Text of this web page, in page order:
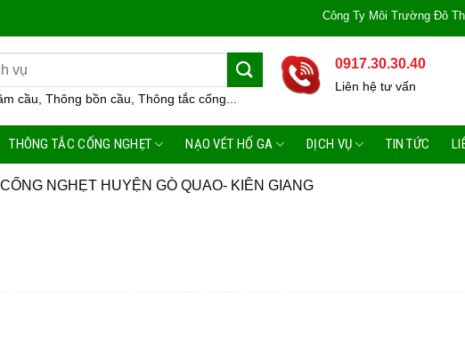
Công Ty Môi Trường Đô Thị
cầu, Thông bồn cầu, Thông tắc cống...
0917.30.30.40
Liên hệ tư vấn
THÔNG TẮC CỐNG NGHẸT NẠO VÉT HỐ GA DỊCH VỤ TIN TỨC
NGHẸT HUYỆN GÒ QUAO- KIÊN GIANG